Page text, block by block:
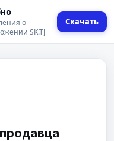
о
SK.TJ
Скачать